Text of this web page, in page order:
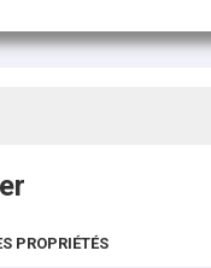
PROPRIÉTÉS